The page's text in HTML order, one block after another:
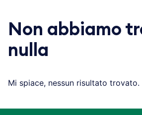
Non abbiamo
nulla
Mi spiace, nessun risultato trovato.